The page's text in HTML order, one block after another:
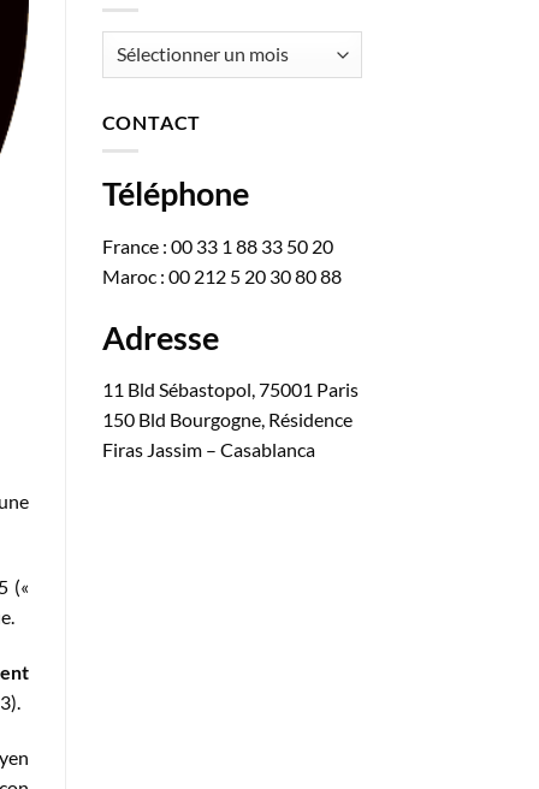
(«
Archives
CONTACT
Téléphone
France : 00 33 1 88 33 50 20
Maroc : 00 212 5 20 30 80 88
Adresse
11 Bld Sébastopol, 75001 Paris
150 Bld Bourgogne, Résidence
Firas Jassim – Casablanca